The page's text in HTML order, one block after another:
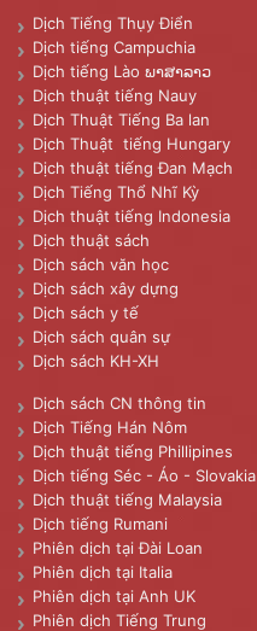
Dịch Tiếng Thụy Điển
Dịch tiếng Campuchia
Dịch tiếng Lào ພາສາລາວ
Dịch thuật tiếng Nauy
Dịch Thuật Tiếng Ba lan
Dịch Thuật tiếng Hungary
Dịch thuật tiếng Đan Mạch
Dịch Tiếng Thổ Nhĩ Kỳ
Dịch thuật tiếng Indonesia
Dịch thuật sách
Dịch sách văn học
Dịch sách xây dựng
Dịch sách y tế
Dịch sách quân sự
Dịch sách KH-XH
Dịch sách CN thông tin
Dịch Tiếng Hán Nôm
Dịch thuật tiếng Phillipines
Dịch tiếng Séc - Áo - Slovakia
Dịch thuật tiếng Malaysia
Dịch tiếng Rumani
Phiên dịch tại Đài Loan
Phiên dịch tại Italia
Phiên dịch tại Anh UK
Phiên dịch Tiếng Trung